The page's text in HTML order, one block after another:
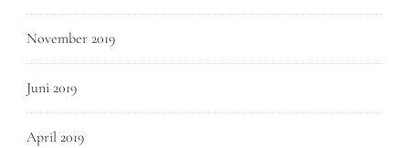
November 2019
Juni 2019
April 2019